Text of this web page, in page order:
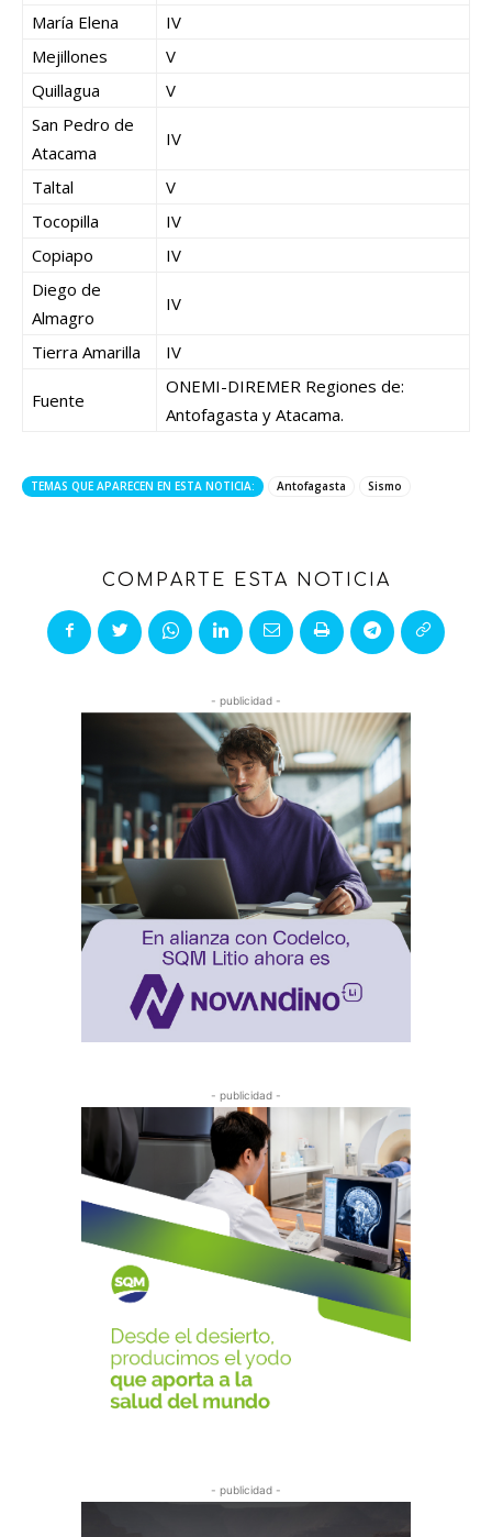
María Elena
IV
Mejillones
V
Quillagua
V
San Pedro de
Atacama
IV
Taltal
V
Tocopilla
IV
Copiapo
IV
Diego de
Almagro
IV
Tierra Amarilla IV
Fuente
ONEMI-DIREMER Regiones de:
Antofagasta y Atacama.
TEMAS QUE APARECEN EN ESTA NOTICIA: Antofagasta Sismo
COMPARTE ESTA NOTICIA
- publicidad -
- publicidad -
- publicidad -